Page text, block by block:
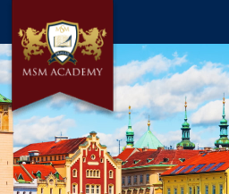
О НАС
ЧЕХИЯ
ПРОГРАММЫ В ПРАГЕ
ОТЗЫВЫ